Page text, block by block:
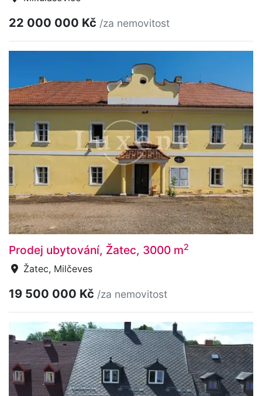
22 000 000 Kč /za nemovitost
Prodej ubytování, Žatec, 3000 m2
Žatec, Milčeves
19 500 000 Kč /za nemovitost